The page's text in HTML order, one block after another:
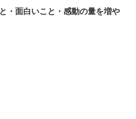
・面白いこと・感動の量を増や